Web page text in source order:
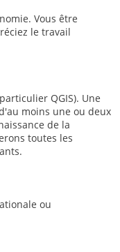
Vous être
le travail
QGIS). Une
moins une ou deux
de la
toutes les
ou